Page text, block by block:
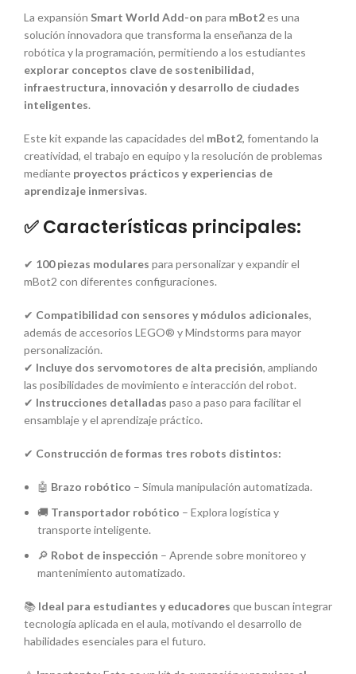
La expansión Smart World Add-on para mBot2es una
solución innovadora que transforma la enseñanza de la
robótica y la programación, permitiendo a los estudiantes
explorar conceptos clave de sostenibilidad,
infraestructura, innovación y desarrollo de ciudades
inteligentes.
Este kit expande las capacidades del mBot2, fomentando la
creatividad, el trabajo en equipo y la resolución de problemas
mediante proyectos prácticos y experiencias de
aprendizaje inmersivas.
✅ Características principales:
✔ 100 piezas modulares para personalizar y expandir el
mBot2 con diferentes configuraciones.
✔ Compatibilidad con sensores y módulos adicionales,
además de accesorios LEGO® y Mindstorms para mayor
personalización.
✔ Incluye dos servomotores de alta precisión, ampliando
las posibilidades de movimiento e interacción del robot.
✔ Instrucciones detalladas paso a paso para facilitar el
ensamblaje y el aprendizaje práctico.
✔ Construcción de formas tres robots distintos:
🤖 Brazo robótico – Simula manipulación automatizada.
🚚 Transportador robótico – Explora logística y
transporte inteligente.
🔎 Robot de inspección – Aprende sobre monitoreo y
mantenimiento automatizado.
📚 Ideal para estudiantes y educadores que buscan integrar
tecnología aplicada en el aula, motivando el desarrollo de
habilidades esenciales para el futuro.